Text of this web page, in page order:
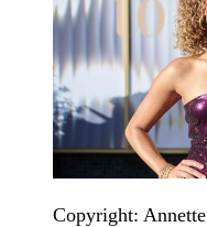
Copyright: